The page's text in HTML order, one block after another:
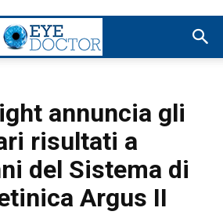
annuncia gli
risultati a
del Sistema di
Argus II